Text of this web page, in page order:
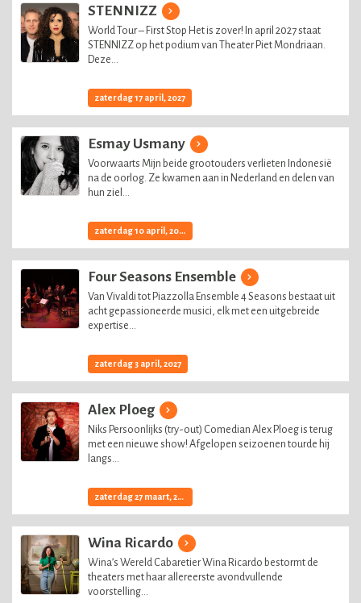
STENNIZZ
World Tour – First Stop Het is zover! In april 2027 staat
STENNIZZ op het podium van Theater Piet Mondriaan.
Deze...
zaterdag 17 april, 2027
Esmay Usmany
Voorwaarts Mijn beide grootouders verlieten Indonesië
na de oorlog. Ze kwamen aan in Nederland en delen van
hun ziel...
zaterdag 10 april, 2027
Four Seasons Ensemble
Van Vivaldi tot Piazzolla Ensemble 4 Seasons bestaat uit
acht gepassioneerde musici, elk met een uitgebreide
expertise...
zaterdag 3 april, 2027
Alex Ploeg
Niks Persoonlijks (try-out) Comedian Alex Ploeg is terug
met een nieuwe show! Afgelopen seizoenen tourde hij
langs...
zaterdag 27 maart, 2027
Wina Ricardo
Wina’s Wereld Cabaretier Wina Ricardo bestormt de
theaters met haar allereerste avondvullende
voorstelling...